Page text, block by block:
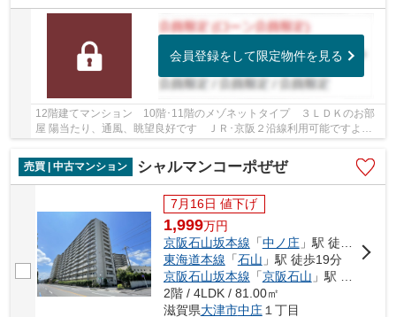
会員登録をして限定物件を見る
12階建てマンション 10階･11階のメゾネットタイプ ３ＬＤＫのお部
屋 陽当たり、通風、眺望良好です ＪＲ･京阪２沿線利用可能ですよ
2025年7月リフォーム完了済みです ガスコンロ･...
売買 | 中古マンション
シャルマンコーポぜぜ
7月16日 値下げ
1,999万円
京阪石山坂本線 「中ノ庄」駅 徒歩5分
東海道本線 「石山 」駅 徒歩19分
京阪石山坂本線 「京阪石山 」駅 徒歩19分
2階 / 4LDK / 81.00㎡
滋賀県大津市中庄１丁目